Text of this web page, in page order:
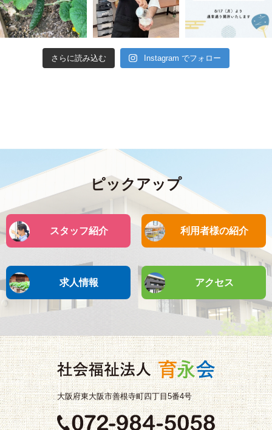
さらに読み込む Instagram でフォロー
ピックアップ
スタッフ紹介 利用者様の紹介
求人情報 アクセス
大阪府東大阪市善根寺町四丁目5番4号